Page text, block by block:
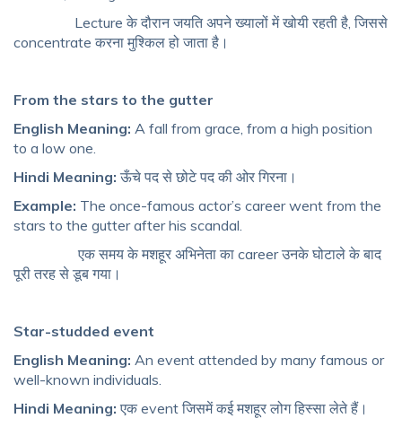
Lecture के दौरान जयति अपने ख्यालों में खोयी रहती है, जिससे
concentrate करना मुश्किल हो जाता है।
From the stars to the gutter
English Meaning: A fall from grace, from a high position
to a low one.
Hindi Meaning: ऊँचे पद से छोटे पद की ओर गिरना।
Example: The once-famous actor’s career went from the
stars to the gutter after his scandal.
एक समय के मशहूर अभिनेता का career उनके घोटाले के बाद
पूरी तरह से डूब गया।
Star-studded event
English Meaning: An event attended by many famous or
well-known individuals.
Hindi Meaning: एक event जिसमें कई मशहूर लोग हिस्सा लेते हैं।